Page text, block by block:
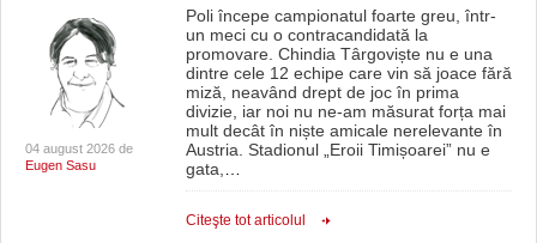
04 august 2026 de
Eugen Sasu
Poli începe campionatul foarte greu, într-
un meci cu o contracandidată la
promovare. Chindia Târgoviște nu e una
dintre cele 12 echipe care vin să joace fără
miză, neavând drept de joc în prima
divizie, iar noi nu ne-am măsurat forța mai
mult decât în niște amicale nerelevante în
Austria. Stadionul „Eroii Timișoarei” nu e
gata,
Citeşte tot articolul